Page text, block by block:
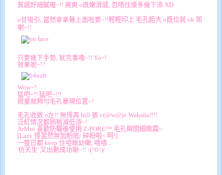
質感好細膩喔~!! 爽爽 o既嫩滑感, 忍唔住摸多幾下添 XD
o甘吸引, 當然拿拿聲上面啦要~!!輕輕印上 毛孔粗大 o既位就 ok 架
喇~!!
只要幾下手勢, 就完事嚕~!! Yo~!
效果呢~!?
Wow~!
猛吧~!! 猛吧~!!!
微量就夠勻毛孔暴現位置~!
毛孔收斂 o左!! 無得再 hill 張 v(@w@)v Wahaha!!!!
泛紅情況都稍稍減低添~!
ArMui 喜歡防曬後使用 Z-PORE™ 毛孔瞬間細緻霜~
[Lazy 怪當然無加粉底/ 碎粉啦~ 呵!]
一整日都 keep 住啞緻幼嫩, 嘻嘻...
'仿天生' 又出動成功喇~!! \(^0^)/